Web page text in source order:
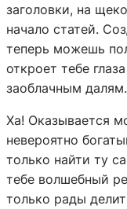
заголовки, на
начало статей.
теперь можешь
откроет тебе
заоблачным далям.
Ха! Оказывается
невероятно
только найти ту
тебе волшебный
только рады